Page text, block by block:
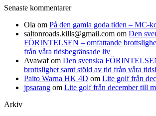
Senaste kommentarer
Ola om På den gamla goda tiden – MC-
saltonroads.kills@gmail.com om Den
FÖRINTELSEN – omfattande
från våra tidsbegränsade liv
Avawafom Den svenska
brottslighet samt stöld av tid från våra
Paito Warna HK 4D om Lite golf från
jpsarang om Lite golf från december till
Arkiv